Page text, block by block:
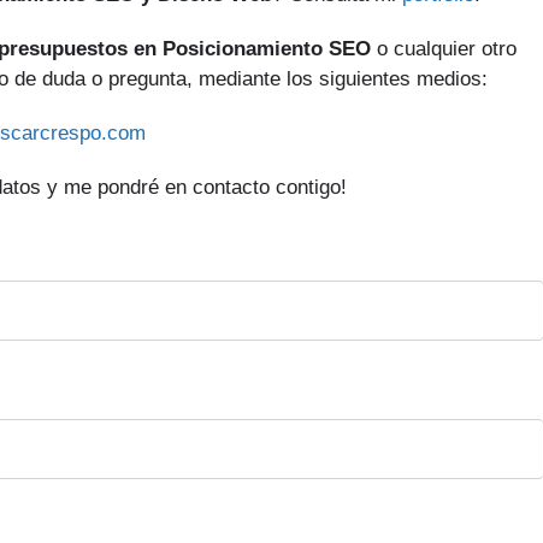
presupuestos en Posicionamiento SEO o cualquier otro
duda o pregunta, mediante los siguientes medios:
y me pondré en contacto contigo!